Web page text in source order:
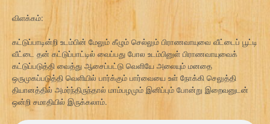
விளக்கம்:
கட்டுப்பாடின்றி உடம்பின் மேலும் கீழும் செல்லும் பிராணவாயுவை வீட்டைப் பூட்டி
வீட்டை தன் கட்டுப்பாட்டில் வைப்பது போல உடம்பினுள் பிராணவாயுவைக்
கட்டுப்படுத்தி வைத்து ஆசைப்பட்டு வெளியே அலையும் மனதை
ஒருமுகப்படுத்தி வெளியில் பார்க்கும் பார்வையை உள் நோக்கி செலுத்தி
தியானத்தில் அமர்ந்திருந்தால் மாம்பழமும் இனிப்பும் போன்று இறைவனுடன்
ஒன்றி சமாதியில் இருக்கலாம்.